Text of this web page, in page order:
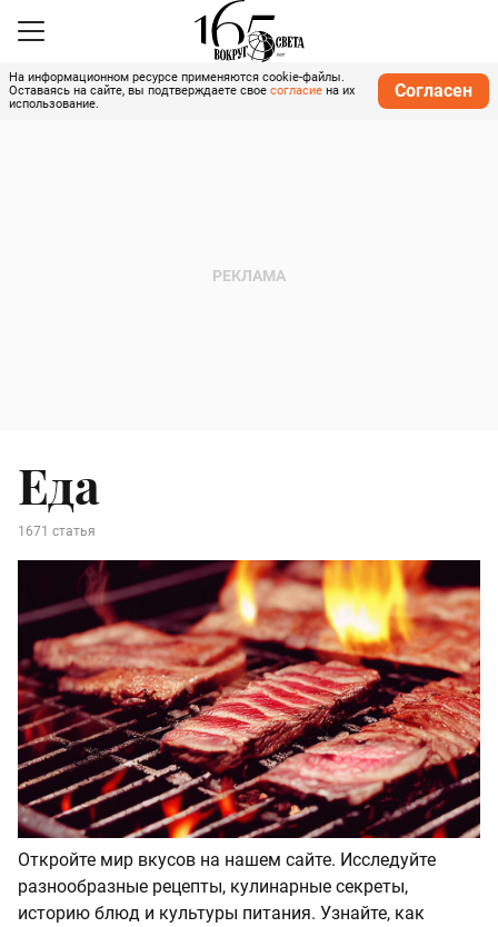
На информационном ресурсе применяются cookie-файлы.
Оставаясь на сайте, вы подтверждаете свое согласие на их
использование.
Согласен
Еда
1671 статья
Откройте мир вкусов на нашем сайте. Исследуйте
разнообразные рецепты, кулинарные секреты,
историю блюд и культуры питания. Узнайте, как